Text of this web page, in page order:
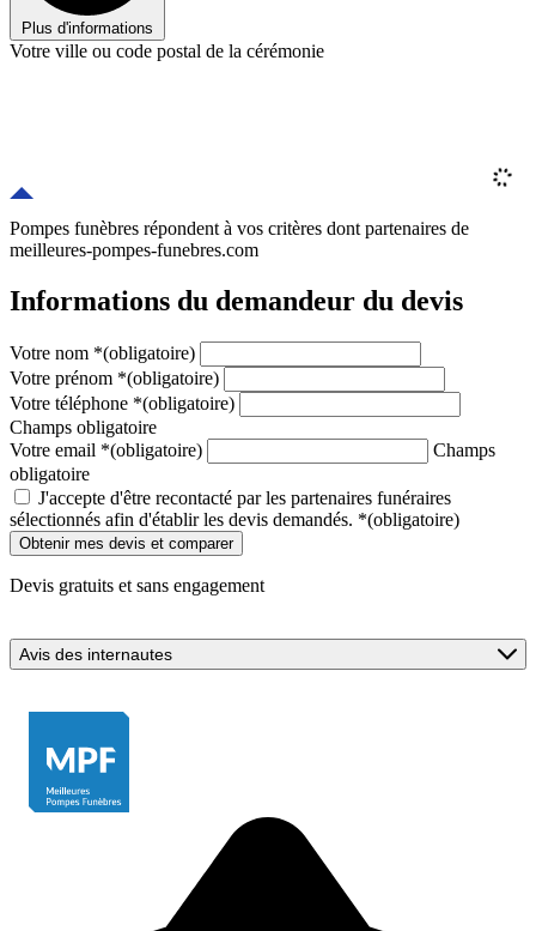
Plus d'informations
Votre ville ou code postal de la cérémonie
Pompes funèbres répondent à vos critères dont partenaires de
meilleures-pompes-funebres.com
Informations du demandeur du devis
Votre nom *(obligatoire)
Votre prénom *(obligatoire)
Votre téléphone *(obligatoire)
Champs obligatoire
Votre email *(obligatoire)
Champs
obligatoire
J'accepte d'être recontacté par les partenaires funéraires
sélectionnés afin d'établir les devis demandés. *(obligatoire)
Devis gratuits et sans engagement
Avis des internautes